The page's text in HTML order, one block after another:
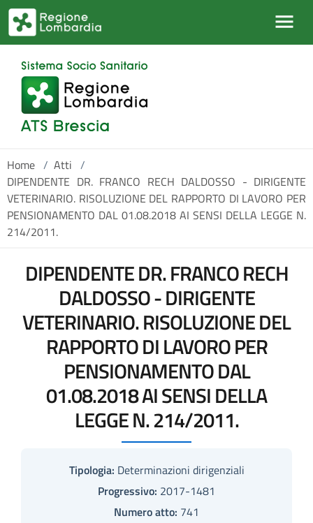
Salta al contenuto principale
Home / Atti /
DIPENDENTE DR. FRANCO RECH DALDOSSO - DIRIGENTE
VETERINARIO. RISOLUZIONE DEL RAPPORTO DI LAVORO PER
PENSIONAMENTO DAL 01.08.2018 AI SENSI DELLA LEGGE N.
214/2011.
DIPENDENTE DR. FRANCO RECH
DALDOSSO - DIRIGENTE
VETERINARIO. RISOLUZIONE DEL
RAPPORTO DI LAVORO PER
PENSIONAMENTO DAL
01.08.2018 AI SENSI DELLA
LEGGE N. 214/2011.
Tipologia: Determinazioni dirigenziali
Progressivo: 2017-1481
Numero atto: 741